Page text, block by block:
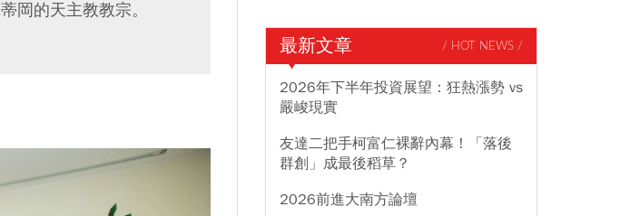
岡的天主教教宗。
最新文章 / HOT NEWS /
2026年下半年投資展望：狂熱漲勢 vs
嚴峻現實
友達二把手柯富仁裸辭內幕！「落後
群創」成最後稻草？
2026前進大南方論壇